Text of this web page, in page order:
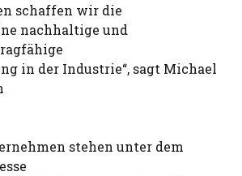
schaffen wir die
nachhaltige und
in der Industrie“, sagt Michael
stehen unter dem